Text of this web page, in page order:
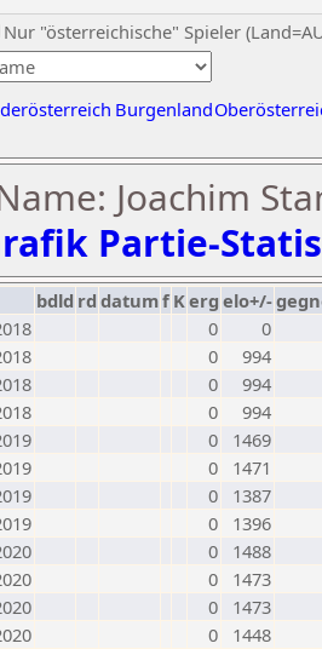
Nur "österreichische" Spieler
Burgenland
Joachim
Partie-
bdld rd datumf Kerg elo+/-
0
0
0
994
0
994
0
994
0
1469
0
1471
0
1387
0
1396
0
1488
0
1473
0
1473
0
1448